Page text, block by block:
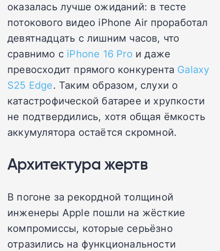
оказалась лучше ожиданий: в тесте
потокового видео iPhone Air проработал
девятнадцать с лишним часов, что
сравнимо с iPhone 16 Pro и даже
превосходит прямого конкурента Galaxy
S25 Edge. Таким образом, слухи о
катастрофической батарее и хрупкости
не подтвердились, хотя общая ёмкость
аккумулятора остаётся скромной.
Архитектура жертв
В погоне за рекордной толщиной
инженеры Apple пошли на жёсткие
компромиссы, которые серьёзно
отразились на функциональности